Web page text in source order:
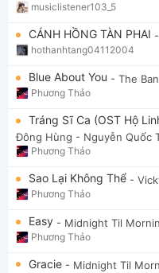
musiclistener103_5
CÁNH HỒNG TÀN PHAI
hothanhtang04112004
Blue About You - The
Phương Thảo
Tráng Sĩ Ca (OST Hộ
Đông Hùng - Nguyễn Quốc
Phương Thảo
Sao Lại Không Thể -
Phương Thảo
Easy - Midnight Til
Phương Thảo
Gracie - Midnight Til